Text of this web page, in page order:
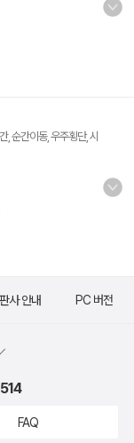
, 순간이동, 우주횡단, 시
사 안내 PC 버전
FAQ